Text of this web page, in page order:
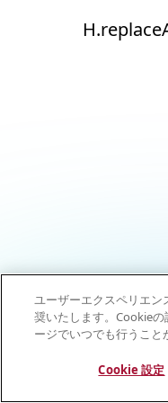
ユーザーエクスペリエ
奨いたします。Cookie
ージでいつでも行うこと
Cookie 設定